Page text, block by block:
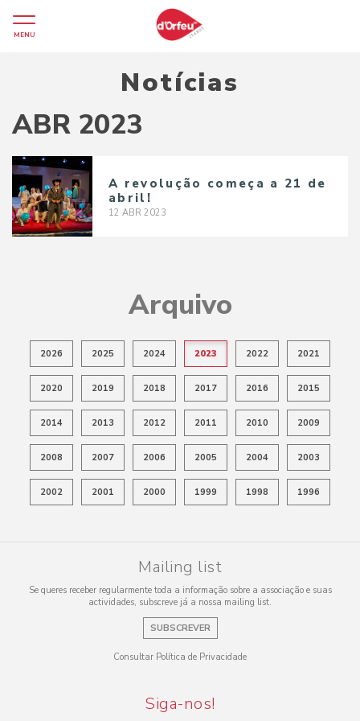
MENU
Notícias
ABR 2023
A revolução começa a 21 de
abril!
12 ABR 2023
Arquivo
2026 2025 2024 2023 2022 2021
2020 2019 2018 2017 2016 2015
2014 2013 2012 2011 2010 2009
2008 2007 2006 2005 2004 2003
2002 2001 2000 1999 1998 1996
Mailing list
Se queres receber regularmente toda a informação sobre a associação e suas
actividades, subscreve já a nossa mailing list.
SUBSCREVER
Consultar Política de Privacidade
Siga-nos!